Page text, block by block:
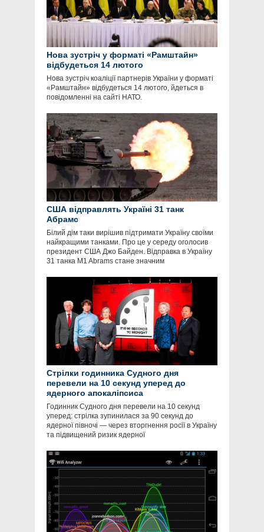
Нова зустріч у форматі «Рамштайн»
відбудеться 14 лютого
Нова зустріч коаліції партнерів України у форматі
«Рамштайн» відбудеться 14 лютого, йдеться в
повідомленні на сайті НАТО.
США відправлять Україні 31 танк
Абрамс
Білий дім таки вирішив підтримати Україну своїми
найкращими танками. Про це у середу оголосив
президент США Джо Байден. Відправка в Україну
31 танка M1 Abrams стане значним
Стрілки годинника Судного дня
перевели на 10 секунд уперед до
ядерного апокаліпсиса
Годинник Судного дня перевели на 10 секунд
уперед: стрілка зупинилася за 90 секунд до
ядерної півночі — через вторгнення росії в Україну
та підвищений ризик ядерної